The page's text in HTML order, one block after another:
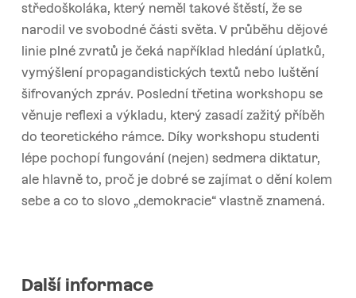
středoškoláka, který neměl takové štěstí, že se
narodil ve svobodné části světa. V průběhu dějové
linie plné zvratů je čeká například hledání úplatků,
vymýšlení propagandistických textů nebo luštění
šifrovaných zpráv. Poslední třetina workshopu se
věnuje reflexi a výkladu, který zasadí zažitý příběh
do teoretického rámce. Díky workshopu studenti
lépe pochopí fungování (nejen) sedmera diktatur,
ale hlavně to, proč je dobré se zajímat o dění kolem
sebe a co to slovo „demokracie“ vlastně znamená.
Další informace